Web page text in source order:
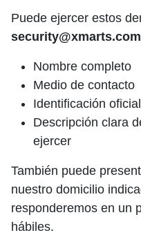
Puede ejercer estos
security@xmarts.com
Nombre completo
Medio de contacto
Identificación oficial
Descripción clara
ejercer
También puede
nuestro domicilio
responderemos en un
hábiles.